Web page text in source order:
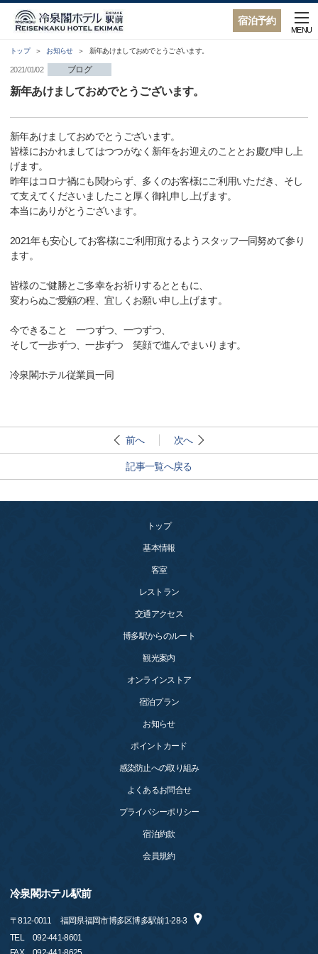
宿泊予約
MENU
トップ お知らせ 新年あけましておめでとうございます。
2021/01/02 ブログ
新年あけましておめでとうございます。
新年あけましておめでとうございます。
皆様におかれましてはつつがなく新年をお迎えのこととお慶び申し上
げます。
昨年はコロナ禍にも関わらず、多くのお客様にご利用いただき、そし
て支えてくださいましたこと厚く御礼申し上げます。
本当にありがとうございます。
2021年も安心してお客様にご利用頂けるようスタッフ一同努めて参り
ます。
皆様のご健勝とご多幸をお祈りするとともに、
変わらぬご愛顧の程、宜しくお願い申し上げます。
今できること 一つずつ、一つずつ、
そして一歩ずつ、一歩ずつ 笑顔で進んでまいります。
冷泉閣ホテル従業員一同
前へ 次へ
記事一覧へ戻る
トップ
基本情報
客室
レストラン
交通アクセス
博多駅からのルート
観光案内
オンラインストア
宿泊プラン
お知らせ
ポイントカード
感染防止への取り組み
よくあるお問合せ
プライバシーポリシー
宿泊約款
会員規約
冷泉閣ホテル駅前
〒812-0011
福岡県福岡市博多区博多駅前1-28-3
TEL
092-441-8601